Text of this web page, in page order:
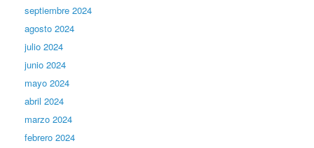
septiembre 2024
agosto 2024
julio 2024
junio 2024
mayo 2024
abril 2024
marzo 2024
febrero 2024